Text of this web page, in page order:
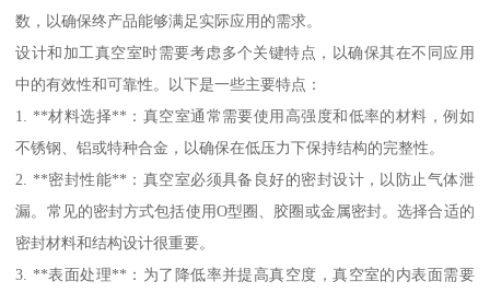
数，以确保终产品能够满足实际应用的需求。
设计和加工真空室时需要考虑多个关键特点，以确保其在不同应用
中的有效性和可靠性。以下是一些主要特点：
1. **材料选择**：真空室通常需要使用高强度和低率的材料，例如
不锈钢、铝或特种合金，以确保在低压力下保持结构的完整性。
2. **密封性能**：真空室必须具备良好的密封设计，以防止气体泄
漏。常见的密封方式包括使用O型圈、胶圈或金属密封。选择合适的
密封材料和结构设计很重要。
3. **表面处理**：为了降低率并提高真空度，真空室的内表面需要